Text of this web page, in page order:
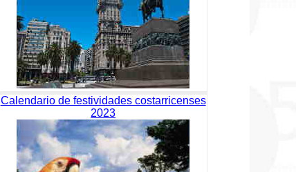
Calendario de festividades costarricenses
2023